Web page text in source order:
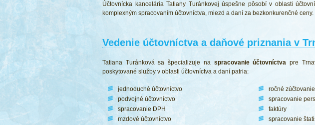
Účtovnícka kancelária Tatiany Turánkovej úspešne pôsobí v oblasti
komplexným spracovaním účtovníctva, miezd a daní za bezkonkurenčné ceny.
Vedenie účtovníctva a daňové priznania v
Tatiana Turánková sa špecializuje na spracovanie účtovníctva pre
poskytované služby v oblasti účtovníctva a daní patria:
jednoduché účtovníctvo
podvojné účtovníctvo
spracovanie DPH
mzdové účtovníctvo
ročné
spracovanie
faktúry
spracovanie